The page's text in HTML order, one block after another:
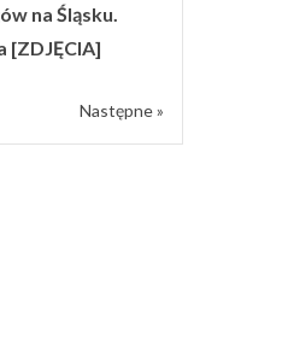
na Śląsku.
[ZDJĘCIA]
Następne »